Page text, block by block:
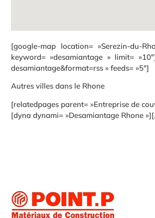
[google-map location= »Serezin-du-
keyword= »desamiantage » limit=
desamiantage&format=rss » feeds= »5″]
Autres villes dans le Rhone
[relatedpages parent= »Entreprise de
[dyna dynami= »Desamiantage Rhone